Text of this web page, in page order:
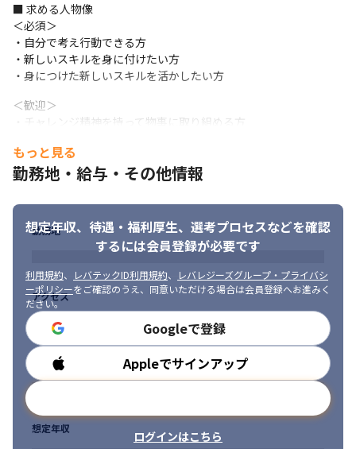
■ 求める人物像
＜必須＞
・自分で考え行動できる方
・新しいスキルを身に付けたい方
・身につけた新しいスキルを活かしたい方
＜歓迎＞
・チャレンジ精神を持って物事に取り組める方
もっと見る
勤務地・給与・その他情報
想定年収、待遇・福利厚生、 選考プロセスなどを確認
するには会員登録が必要です
利用規約、 レバテックID利用規約、
レバレジーズグループ・プライバシ
ーポリシーをご確認のうえ、同意いただける場合は会員登録へお進みく
ださい。
Googleで登録
Appleでサインアップ
ログインはこちら
勤務地
アクセス
勤務時間
想定年収